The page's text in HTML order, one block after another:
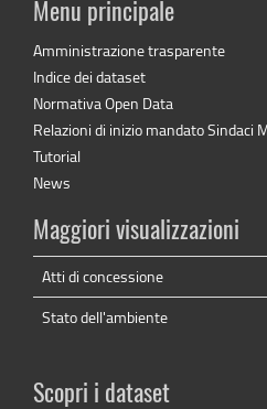
Menu principale
Amministrazione trasparente
Indice dei dataset
Normativa Open Data
Relazioni di inizio mandato Sindaci
Tutorial
News
Maggiori visualizzazioni
Atti di concessione
Stato dell'ambiente
Scopri i dataset